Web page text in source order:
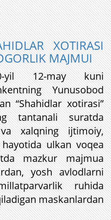
XOTIRASI
MAJMUI
yil 12-may kuni
Yunusobod
“Shahidlar xotirasi”
tantanali suratda
xalqning ijtimoiy,
ulkan voqea
mazkur majmua
yosh avlodlarni
ruhida
maskanlardan